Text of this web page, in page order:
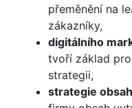
přeměnění na
zákazníky,
digitálního
tvoří základ
strategii,
strategie